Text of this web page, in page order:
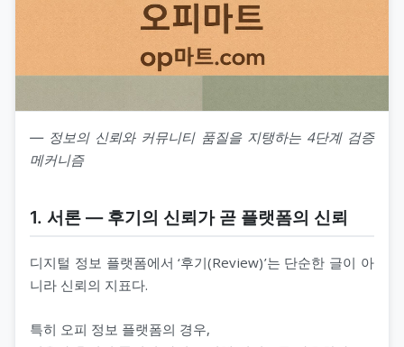
― 정보의 신뢰와 커뮤니티 품질을 지탱하는 4단계 검증
메커니즘
1. 서론 ― 후기의 신뢰가 곧 플랫폼의 신뢰
디지털 정보 플랫폼에서 ‘후기(Review)’는 단순한 글이 아
니라 신뢰의 지표다.
특히 오피 정보 플랫폼의 경우,